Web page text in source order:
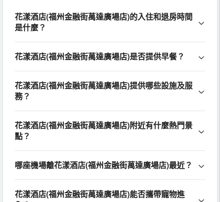
花漾酒店(福州金融街萬達廣場店)的入住和退房時間
是什麼？
花漾酒店(福州金融街萬達廣場店)是否提供早餐？
花漾酒店(福州金融街萬達廣場店)提供哪些設施及服
務？
花漾酒店(福州金融街萬達廣場店)附近有什麼熱門景
點？
哪座機場離花漾酒店(福州金融街萬達廣場店)最近？
花漾酒店(福州金融街萬達廣場店)能否攜帶寵物進